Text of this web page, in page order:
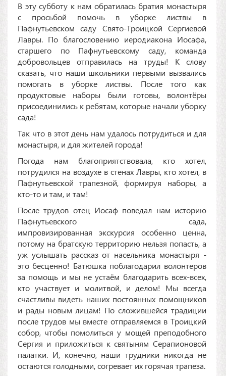
В эту субботу к нам обратилась братия монастыря
с просьбой помочь в уборке листвы в
Пафнутьевском саду Свято-Троицкой Сергиевой
Лавры. По благословению иеродиакона Иосафа,
старшего по Пафнутьевскому саду, команда
добровольцев отправилась на труды! К слову
сказать, что наши школьники первыми вызвались
помогать в уборке листвы. После того как
продуктовые наборы были готовы, волонтёры
присоединились к ребятам, которые начали уборку
сада!
Так что в этот день нам удалось потрудиться и для
монастыря, и для жителей города!
Погода нам благоприятствовала, кто хотел,
потрудился на воздухе в стенах Лавры, кто хотел, в
Пафнутьевской трапезной, формируя наборы, а
кто-то и там, и там!
После трудов отец Иосаф поведал нам историю
Пафнутьевского сада,
импровизированная экскурсия особенно ценна,
потому на братскую территорию нельзя попасть, а
уж услышать рассказ от насельника монастыря -
это бесценно! Батюшка поблагодарил волонтеров
за помощь и мы не устаём благодарить всех-всех,
кто участвует и молитвой, и делом! Мы всегда
счастливы видеть наших постоянных помощников
и рады новым лицам! По сложившейся традиции
после трудов мы вместе отправляемся в Троицкий
собор, чтобы помолиться у мощей преподобного
Сергия и приложиться к святыням Серапионовой
палатки. И, конечно, наши трудники никогда не
остаются голодными, согревает их горячая трапеза.